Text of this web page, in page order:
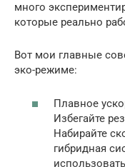
много
которые реально
Вот мои главные
эко-режиме:
Плавное
Избегайте
Набирайте
гибридная